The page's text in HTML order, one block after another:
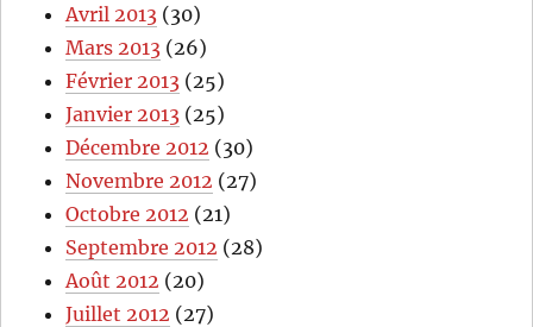
Avril 2013 (30)
Mars 2013 (26)
Février 2013 (25)
Janvier 2013 (25)
Décembre 2012 (30)
Novembre 2012 (27)
Octobre 2012 (21)
Septembre 2012 (28)
Août 2012 (20)
Juillet 2012 (27)